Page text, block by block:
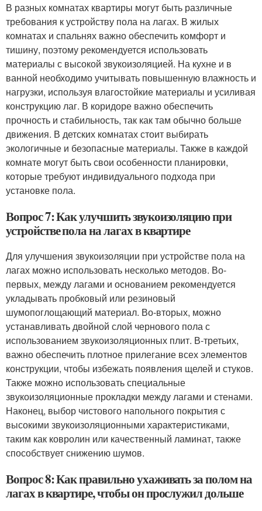
В разных комнатах квартиры могут быть различные
требования к устройству пола на лагах. В жилых
комнатах и спальнях важно обеспечить комфорт и
тишину, поэтому рекомендуется использовать
материалы с высокой звукоизоляцией. На кухне и в
ванной необходимо учитывать повышенную влажность и
нагрузки, используя влагостойкие материалы и усиливая
конструкцию лаг. В коридоре важно обеспечить
прочность и стабильность, так как там обычно больше
движения. В детских комнатах стоит выбирать
экологичные и безопасные материалы. Также в каждой
комнате могут быть свои особенности планировки,
которые требуют индивидуального подхода при
установке пола.
Вопрос 7: Как улучшить звукоизоляцию при
устройстве пола на лагах в квартире
Для улучшения звукоизоляции при устройстве пола на
лагах можно использовать несколько методов. Во-
первых, между лагами и основанием рекомендуется
укладывать пробковый или резиновый
шумопоглощающий материал. Во-вторых, можно
устанавливать двойной слой чернового пола с
использованием звукоизоляционных плит. В-третьих,
важно обеспечить плотное прилегание всех элементов
конструкции, чтобы избежать появления щелей и стуков.
Также можно использовать специальные
звукоизоляционные прокладки между лагами и стенами.
Наконец, выбор чистового напольного покрытия с
высокими звукоизоляционными характеристиками,
таким как ковролин или качественный ламинат, также
способствует снижению шумов.
Вопрос 8: Как правильно ухаживать за полом на
лагах в квартире, чтобы он прослужил дольше